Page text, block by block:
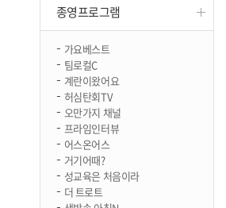
종영프로그램
가요베스트
팀로컬C
계란이왔어요
허심탄회TV
오만가지 채널
프라임인터뷰
어스온어스
거기어때?
성교육은 처음이라
더 트로트